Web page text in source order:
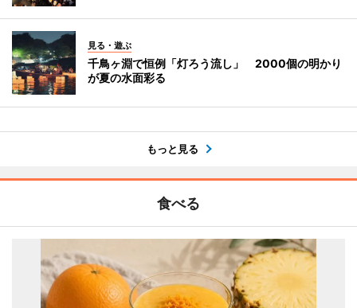
見る・遊ぶ
千鳥ヶ淵で恒例「灯ろう流し」 2000個の明かり
が夏の水面彩る
もっと見る
食べる